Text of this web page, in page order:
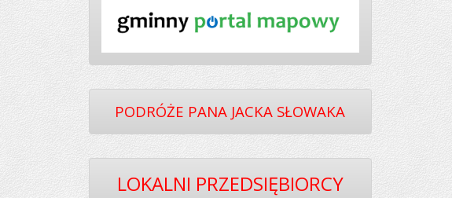
PODRÓŻE PANA JACKA SŁOWAKA
LOKALNI PRZEDSIĘBIORCY